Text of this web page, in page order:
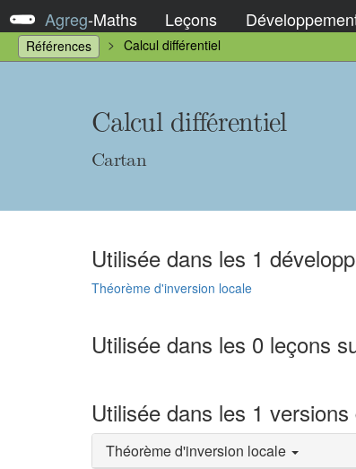
Agreg-Maths Leçons
Références Calcul différentiel
Calcul différentiel
Cartan
Utilisée dans les 1
Théorème d'inversion locale
Utilisée dans les 0 leçons
Utilisée dans les 1
Théorème d'inversion locale